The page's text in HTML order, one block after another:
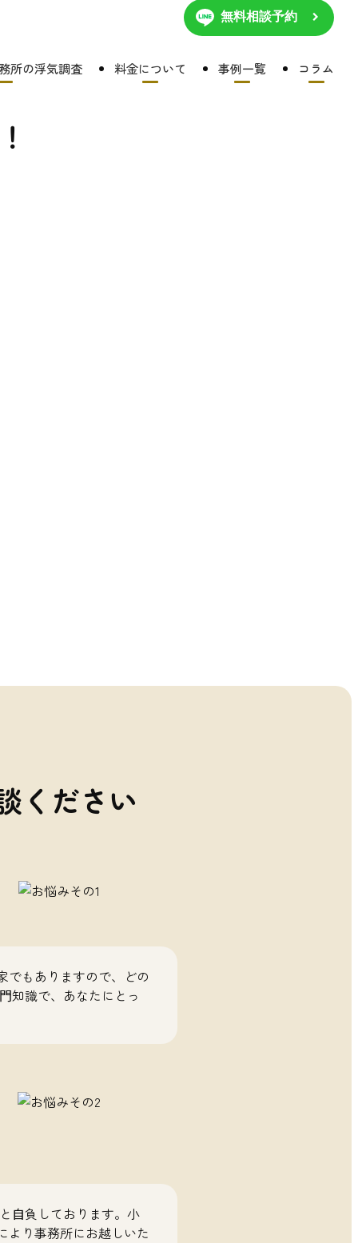
無料相談予約
所の浮気調査 料金について 事例一覧 コラム
ください
でもありますので、どの
知識で、あなたにとっ
⾃負しております。小
より事務所にお越しいた